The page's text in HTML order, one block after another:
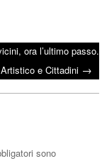
ora l’ultimo passo.
e Cittadini →
sono